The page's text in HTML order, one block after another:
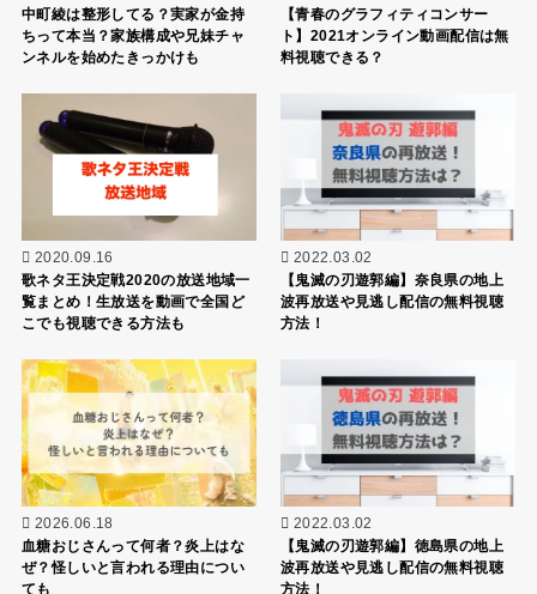
中町綾は整形してる？実家が金持
ちって本当？家族構成や兄妹チャ
ンネルを始めたきっかけも
【青春のグラフィティコンサー
ト】2021オンライン動画配信は無
料視聴できる？
2020.09.16
歌ネタ王決定戦2020の放送地域一
覧まとめ！生放送を動画で全国ど
こでも視聴できる方法も
2022.03.02
【鬼滅の刃遊郭編】奈良県の地上
波再放送や見逃し配信の無料視聴
方法！
2026.06.18
血糖おじさんって何者？炎上はな
ぜ？怪しいと言われる理由につい
ても
2022.03.02
【鬼滅の刃遊郭編】徳島県の地上
波再放送や見逃し配信の無料視聴
方法！